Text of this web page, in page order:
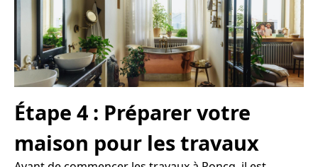
Étape 4 : Préparer votre
maison pour les travaux